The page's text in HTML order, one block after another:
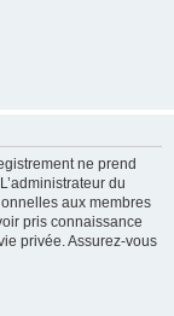
ne prend
du
aux membres
pris connaissance
privée. Assurez-vous